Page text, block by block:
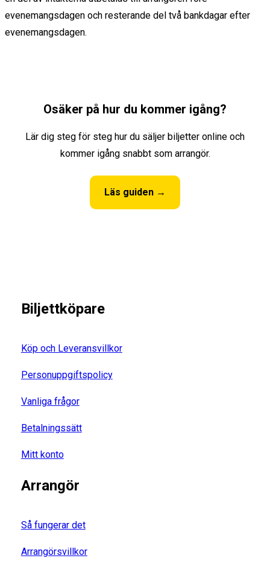
evenemangsdagen och resterande del två bankdagar efter
evenemangsdagen.
Osäker på hur du kommer igång?
Lär dig steg för steg hur du säljer biljetter online och
kommer igång snabbt som arrangör.
Läs guiden →
Biljettköpare
Köp och Leveransvillkor
Personuppgiftspolicy
Vanliga frågor
Betalningssätt
Mitt konto
Arrangör
Så fungerar det
Arrangörsvillkor